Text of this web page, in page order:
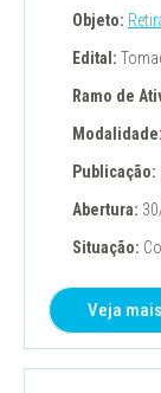
Objeto:
Edital:
Ramo de
Modalidade:
Publicação:
Abertura:
Situação:
Veja mais